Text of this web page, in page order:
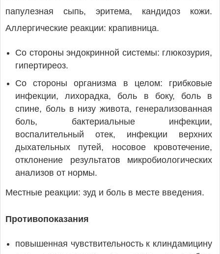
папулезная сыпь, эритема, кандидоз кожи.
Аллергические реакции: крапивница.
Со стороны эндокринной системы: глюкозурия,
гипертиреоз.
Со стороны организма в целом: грибковые
инфекции, лихорадка, боль в боку, боль в
спине, боль в низу живота, генерализованная
боль, бактериальные инфекции,
воспалительный отек, инфекции верхних
дыхательных путей, носовое кровотечение,
отклонение результатов микробиологических
анализов от нормы.
Местные реакции: зуд и боль в месте введения.
Противопоказания
повышенная чувствительность к клиндамицину